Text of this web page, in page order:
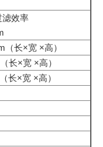
滤效率
（长×宽 ×高）
长×宽 ×高）
长×宽 ×高）